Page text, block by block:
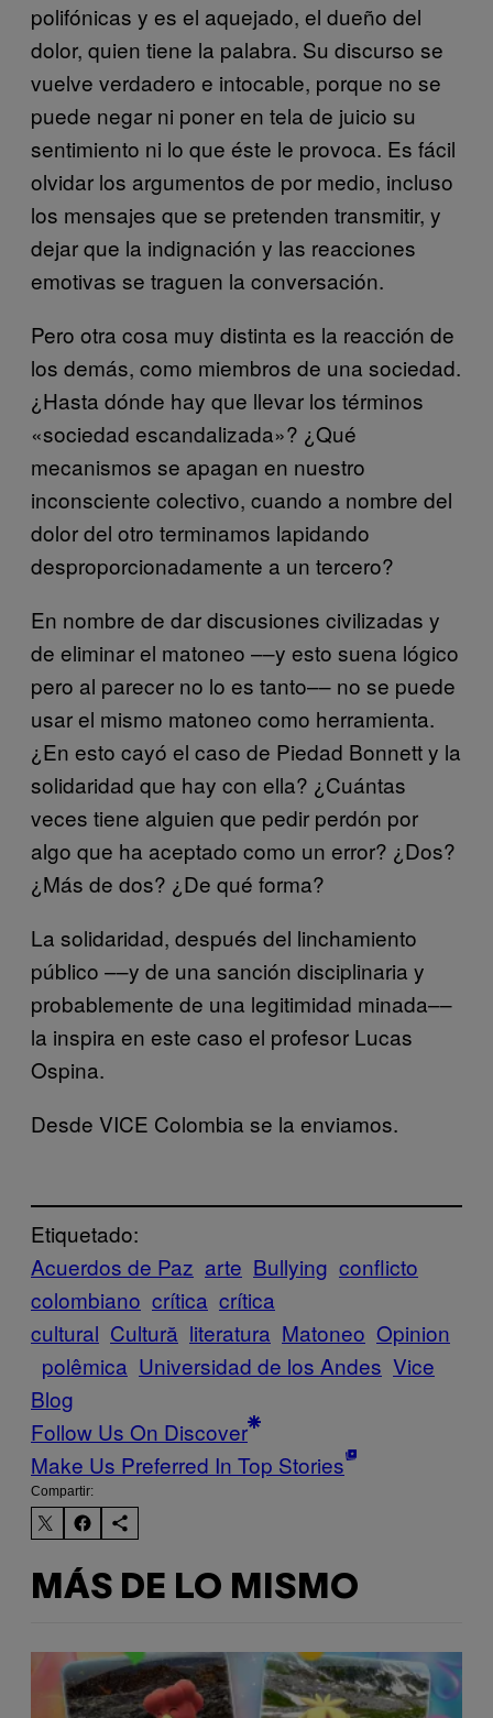
polifónicas y es el aquejado, el dueño del
dolor, quien tiene la palabra. Su discurso se
vuelve verdadero e intocable, porque no se
puede negar ni poner en tela de juicio su
sentimiento ni lo que éste le provoca. Es fácil
olvidar los argumentos de por medio, incluso
los mensajes que se pretenden transmitir, y
dejar que la indignación y las reacciones
emotivas se traguen la conversación.
Pero otra cosa muy distinta es la reacción de
los demás, como miembros de una sociedad.
¿Hasta dónde hay que llevar los términos
«sociedad escandalizada»? ¿Qué
mecanismos se apagan en nuestro
inconsciente colectivo, cuando a nombre del
dolor del otro terminamos lapidando
desproporcionadamente a un tercero?
En nombre de dar discusiones civilizadas y
de eliminar el matoneo ––y esto suena lógico
pero al parecer no lo es tanto–– no se puede
usar el mismo matoneo como herramienta.
¿En esto cayó el caso de Piedad Bonnett y la
solidaridad que hay con ella? ¿Cuántas
veces tiene alguien que pedir perdón por
algo que ha aceptado como un error? ¿Dos?
¿Más de dos? ¿De qué forma?
La solidaridad, después del linchamiento
público ––y de una sanción disciplinaria y
probablemente de una legitimidad minada––
la inspira en este caso el profesor Lucas
Ospina.
Desde VICE Colombia se la enviamos.
Etiquetado:
Acuerdos de Paz arte Bullying conflicto
colombiano crítica crítica
cultural Cultură literatura Matoneo Opinion
polêmica Universidad de los Andes Vice
Blog
Follow Us On Discover
Make Us Preferred In Top Stories
Compartir:
MÁS DE LO MISMO